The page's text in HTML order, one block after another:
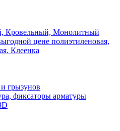
Кровельный, Монолитный
цене полиэтиленовая,
Клеенка
грызунов
фиксаторы арматуры